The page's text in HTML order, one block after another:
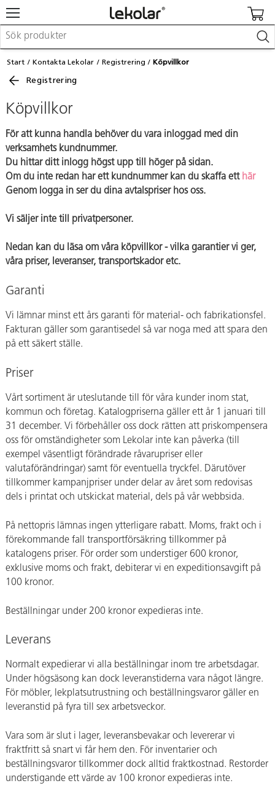
Möbler & inredning
Lekplatsutrustning & utemiljö
Skapa
Lära
Barnvagnar & småbarnsartiklar
Skolförbrukning & kontorsmaterial
Logga in / Registrera dig
Hitta din säljare
Kontakta Lekolar
Start Kontakta Lekolar Registrering Köpvillkor
Registrering
Köpvillkor
För att kunna handla behöver du vara inloggad med din
verksamhets kundnummer.
Du hittar ditt inlogg högst upp till höger på sidan.
Om du inte redan har ett kundnummer kan du skaffa ett här
Genom logga in ser du dina avtalspriser hos oss.
Vi säljer inte till privatpersoner.
Nedan kan du läsa om våra köpvillkor - vilka garantier vi ger,
våra priser, leveranser, transportskador etc.
Garanti
Vi lämnar minst ett års garanti för material- och fabrikationsfel.
Fakturan gäller som garantisedel så var noga med att spara den
på ett säkert ställe.
Priser
Vårt sortiment är uteslutande till för våra kunder inom stat,
kommun och företag. Katalogpriserna gäller ett år 1 januari till
31 december. Vi förbehåller oss dock rätten att priskompensera
oss för omständigheter som Lekolar inte kan påverka (till
exempel väsentligt förändrade råvarupriser eller
valutaförändringar) samt för eventuella tryckfel. Därutöver
tillkommer kampanjpriser under delar av året som redovisas
dels i printat och utskickat material, dels på vår webbsida.
På nettopris lämnas ingen ytterligare rabatt. Moms, frakt och i
förekommande fall transportförsäkring tillkommer på
katalogens priser. För order som understiger 600 kronor,
exklusive moms och frakt, debiterar vi en expeditionsavgift på
100 kronor.
Beställningar under 200 kronor expedieras inte.
Leverans
Normalt expedierar vi alla beställningar inom tre arbetsdagar.
Under högsäsong kan dock leveranstiderna vara något längre.
För möbler, lekplatsutrustning och beställningsvaror gäller en
leveranstid på fyra till sex arbetsveckor.
Vara som är slut i lager, leveransbevakar och levererar vi
fraktfritt så snart vi får hem den. För inventarier och
beställningsvaror tillkommer dock alltid fraktkostnad. Restorder
understigande ett värde av 100 kronor expedieras inte.